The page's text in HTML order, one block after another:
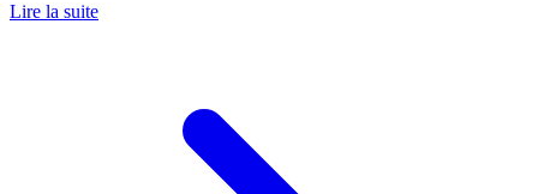
Lire la suite